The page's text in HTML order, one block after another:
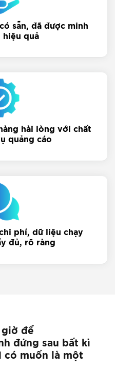
sẵn, đã được minh
hiệu quả
hài lòng với chất
quảng cáo
phí, dữ liệu chạy
đủ, rõ ràng
để
đứng sau bất kì
có muốn là một